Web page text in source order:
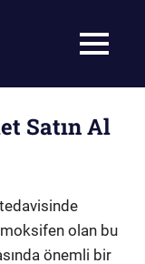
MENU
Satın Al
olan bu
önemli bir